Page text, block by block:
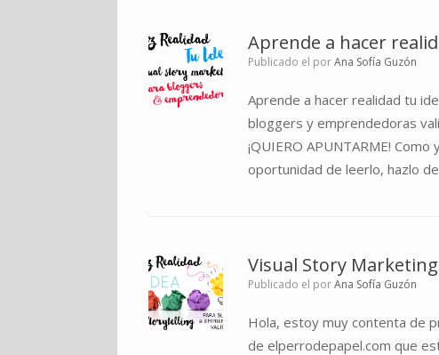
Aprende a hacer
Publicado el porAna Sofía Guzón
Aprende a hacer realidad tu
bloggers y emprendedoras
¡QUIERO APUNTARME!
oportunidad de leerlo, hazlo
Visual Story
Publicado el porAna Sofía Guzón
Hola, estoy muy contenta de
de elperrodepapel.com que